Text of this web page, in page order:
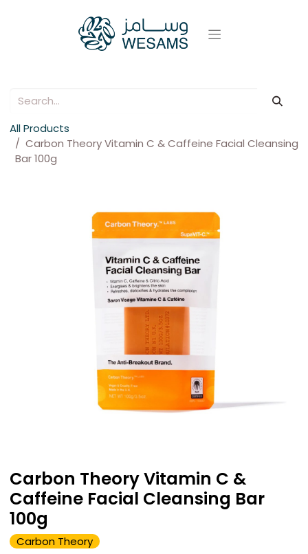
All Products
Carbon Theory Vitamin C & Caffeine Facial Cleansing
Bar 100g
Carbon Theory Vitamin C &
Caffeine Facial Cleansing Bar
100g
Carbon Theory